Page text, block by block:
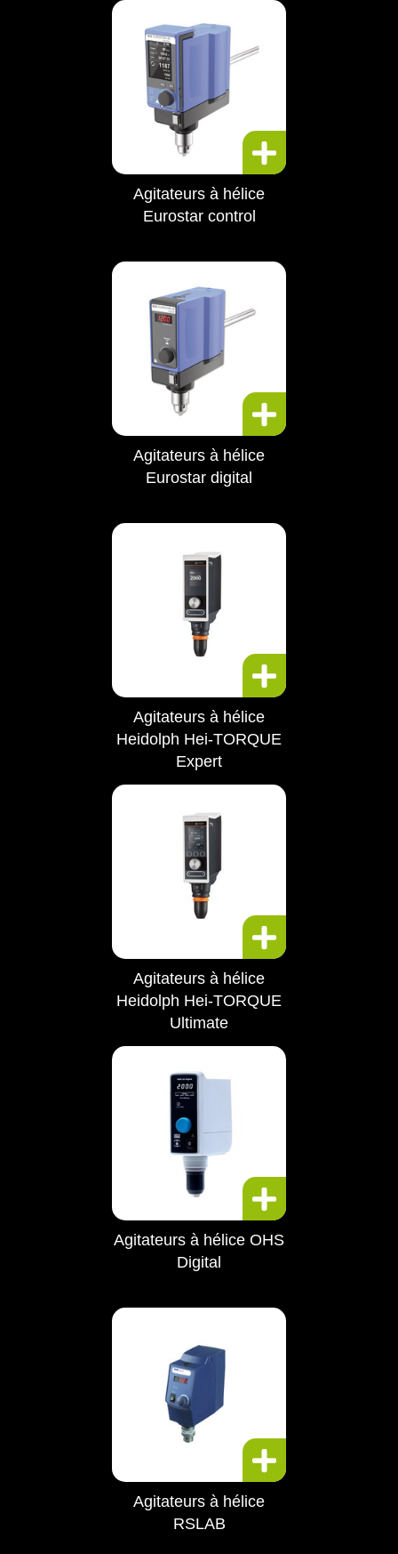
Agitateurs à hélice
Eurostar control
Agitateurs à hélice
Eurostar digital
Agitateurs à hélice
Heidolph Hei-TORQUE
Expert
Agitateurs à hélice
Heidolph Hei-TORQUE
Ultimate
Agitateurs à hélice OHS
Digital
Agitateurs à hélice
RSLAB